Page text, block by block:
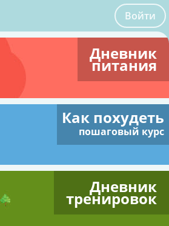
Войти
Дневник
питания
Как похудеть
пошаговый курс
Дневник
тренировок